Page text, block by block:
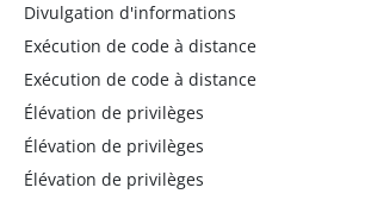
Divulgation d'informations
Exécution de code à distance
Exécution de code à distance
Élévation de privilèges
Élévation de privilèges
Élévation de privilèges